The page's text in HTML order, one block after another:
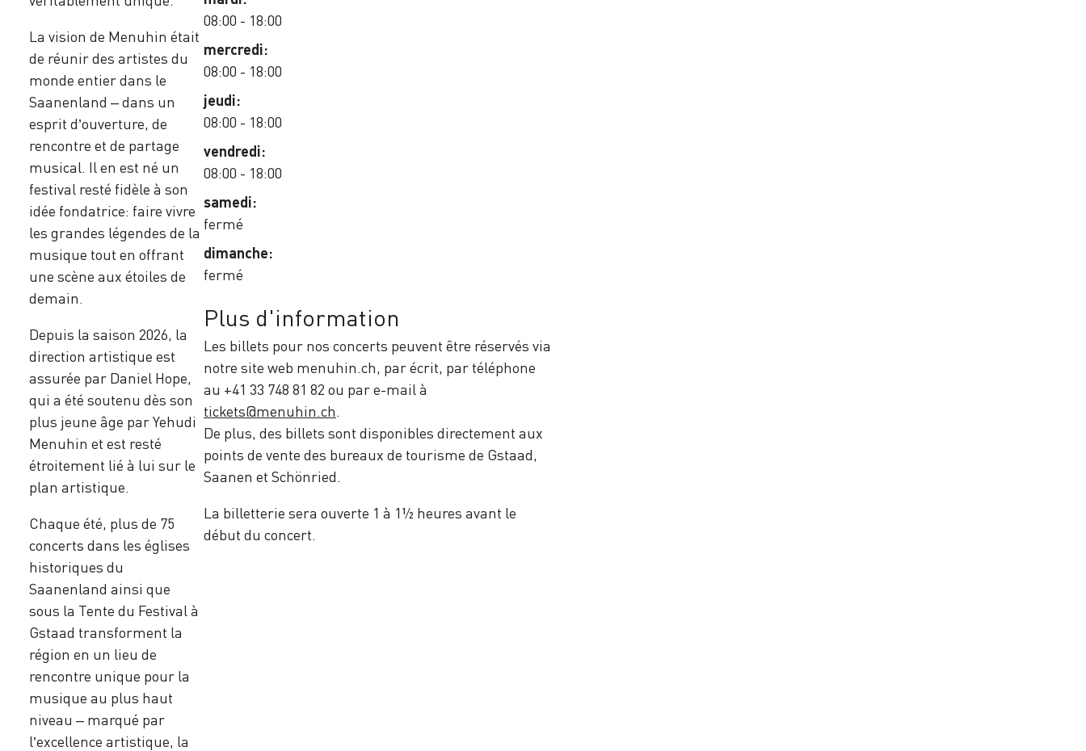
La vision de Menuhin était
de réunir des artistes du
monde entier dans le
Saanenland – dans un
esprit d’ouverture, de
rencontre et de partage
musical. Il en est né un
festival resté fidèle à son
idée fondatrice: faire vivre
les grandes légendes de la
musique tout en offrant
une scène aux étoiles de
demain.
Depuis la saison 2026, la
direction artistique est
assurée par Daniel Hope,
qui a été soutenu dès son
plus jeune âge par Yehudi
Menuhin et est resté
étroitement lié à lui sur le
plan artistique.
Chaque été, plus de 75
concerts dans les églises
historiques du
Saanenland ainsi que
sous la Tente du Festival à
Gstaad transforment la
région en un lieu de
rencontre unique pour la
musique au plus haut
niveau – marqué par
l’excellence artistique, la
08:00 - 18:00
mercredi:
08:00 - 18:00
jeudi:
08:00 - 18:00
vendredi:
08:00 - 18:00
samedi:
fermé
dimanche:
fermé
Plus d'information
Les billets pour nos concerts peuvent être réservés via
notre site web menuhin.ch, par écrit, par téléphone
au +41 33 748 81 82 ou par e-mail à
tickets@menuhin.ch.
De plus, des billets sont disponibles directement aux
points de vente des bureaux de tourisme de Gstaad,
Saanen et Schönried.
La billetterie sera ouverte 1 à 1½ heures avant le
début du concert.